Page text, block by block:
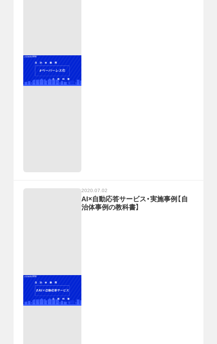
2020.07.02
AI×自動応答サービス・実施事例【自
治体事例の教科書】